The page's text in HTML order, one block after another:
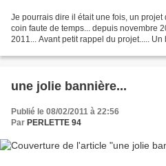
Je pourrais dire il était une fois, un
coin faute de temps... depuis novembre
2011... Avant petit rappel du projet.....
une jolie bannière...
Publié le 08/02/2011 à 22:56
Par PERLETTE 94